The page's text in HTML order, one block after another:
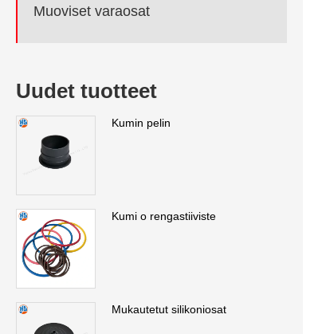
Muoviset varaosat
Uudet tuotteet
Kumin pelin
Kumi o rengastiiviste
Mukautetut silikoniosat